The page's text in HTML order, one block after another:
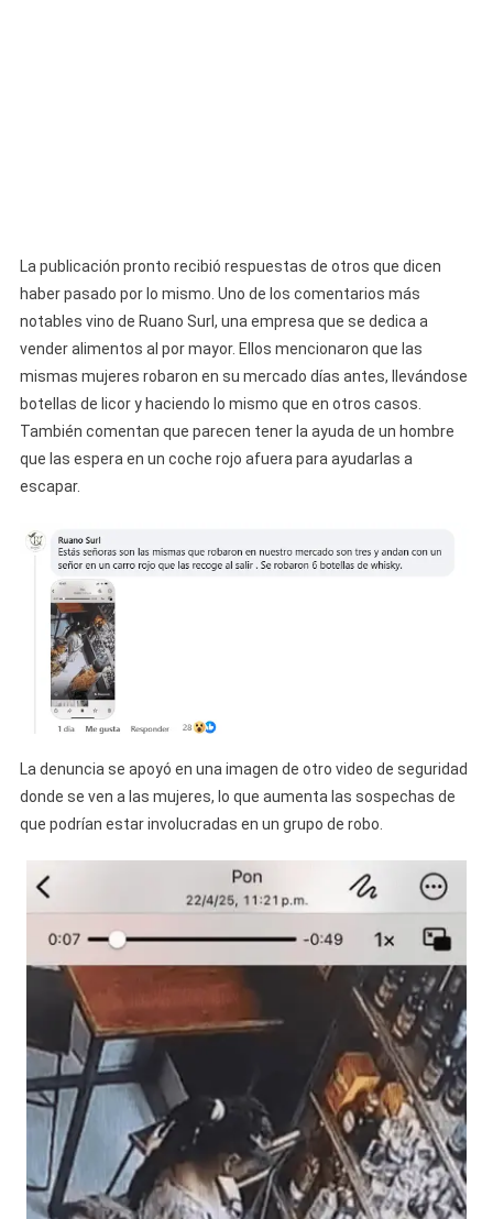
La publicación pronto recibió respuestas de otros que dicen
haber pasado por lo mismo. Uno de los comentarios más
notables vino de Ruano Surl, una empresa que se dedica a
vender alimentos al por mayor. Ellos mencionaron que las
mismas mujeres robaron en su mercado días antes, llevándose
botellas de licor y haciendo lo mismo que en otros casos.
También comentan que parecen tener la ayuda de un hombre
que las espera en un coche rojo afuera para ayudarlas a
escapar.
La denuncia se apoyó en una imagen de otro video de seguridad
donde se ven a las mujeres, lo que aumenta las sospechas de
que podrían estar involucradas en un grupo de robo.